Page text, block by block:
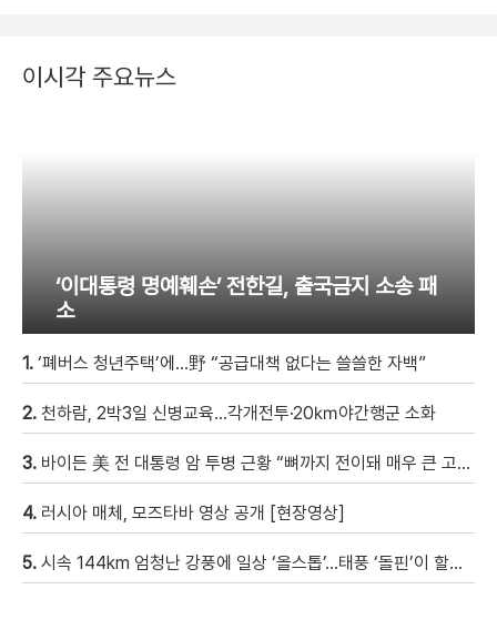
이시각 주요뉴스
‘이대통령 명예훼손’ 전한길, 출국금지 소송 패
소
1. ‘폐버스 청년주택’에…野 “공급대책 없다는 쓸쓸한 자백”
2. 천하람, 2박3일 신병교육…각개전투·20㎞야간행군 소화
3. 바이든 美 전 대통령 암 투병 근황 “뼈까지 전이돼 매우 큰 고통”
4. 러시아 매체, 모즈타바 영상 공개 [현장영상]
5. 시속 144km 엄청난 강풍에 일상 ‘올스톱’…태풍 ‘돌핀’이 할퀴고 간 日 오키나와 현장 모습 [현장영상]